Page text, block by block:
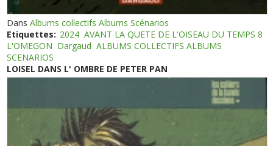
DansAlbums collectifs Albums Scénarios
Etiquettes: 2024 AVANT LA QUETE DE L'OISEAU DU TEMPS 8
L'OMEGON Dargaud ALBUMS COLLECTIFS ALBUMS
SCENARIOS
LOISEL DANS L' OMBRE DE PETER PAN